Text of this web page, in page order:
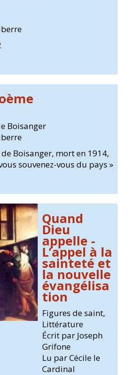
Boisanger
Boisanger, mort en 1914,
souvenez-vous du pays »
Quand
Dieu
appelle -
L’appel à la
sainteté et
la nouvelle
évangélisa
tion
Figures de saint,
Littérature
Écrit par Joseph
Grifone
Lu par Cécile le
Cardinal